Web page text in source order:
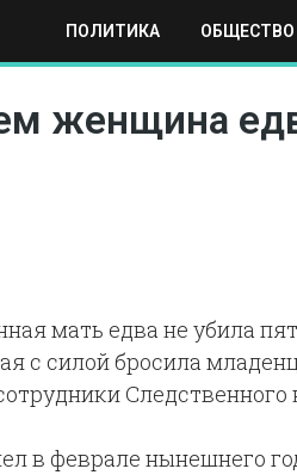
ПОЛИТИКА ОБЩЕСТВО
НАУКА И ТЕХНИКА
женщина
мать едва не убила
с силой бросила
Следственного
в феврале нынешнего